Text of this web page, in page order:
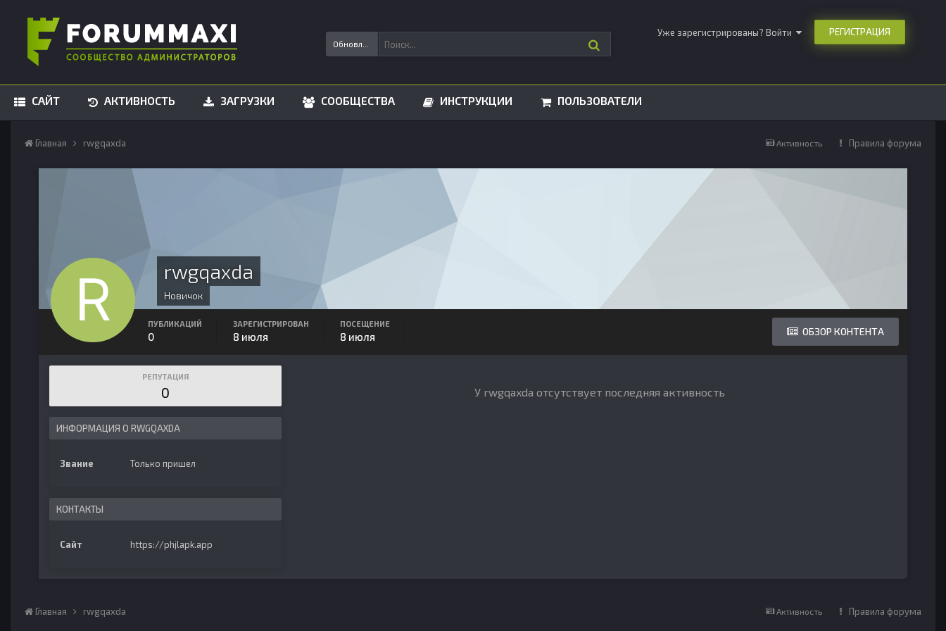
Уже зарегистрированы? Войти РЕГИСТРАЦИЯ
САЙТ АКТИВНОСТЬ ЗАГРУЗКИ СООБЩЕСТВА ИНСТРУКЦИИ ПОЛЬЗОВАТЕЛИ
Активность Правила форума
Главная rwgqaxda
rwgqaxda
Новичок
ОБЗОР КОНТЕНТА
ПУБЛИКАЦИЙ
0
ЗАРЕГИСТРИРОВАН
8 июля
ПОСЕЩЕНИЕ
8 июля
РЕПУТАЦИЯ
0
ИНФОРМАЦИЯ О RWGQAXDA
Звание Только пришел
КОНТАКТЫ
Сайт https://phjlapk.app
У rwgqaxda отсутствует последняя активность
Активность Правила форума
Главная rwgqaxda